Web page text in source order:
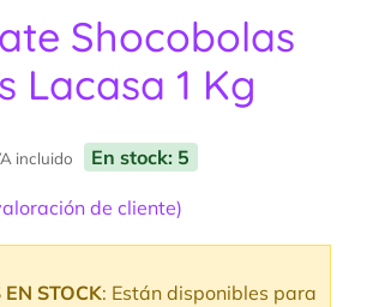
Shocobolas
Lacasa 1 Kg
incluido En stock: 5
de cliente)
STOCK: Están disponibles para